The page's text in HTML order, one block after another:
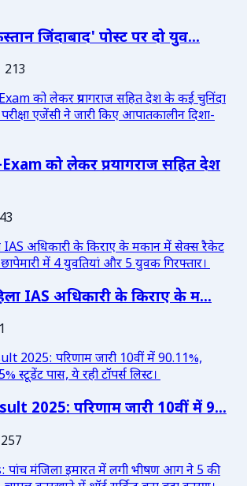
जिंदाबाद' पोस्ट पर दो युव...
213
को लेकर प्रयागराज सहित देश
43
IAS अधिकारी के किराए के म...
2025: परिणाम जारी 10वीं में 9...
257